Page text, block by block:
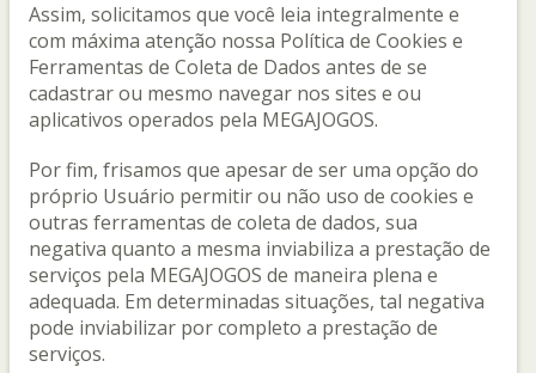
Assim, solicitamos que você leia integralmente e
com máxima atenção nossa Política de Cookies e
Ferramentas de Coleta de Dados antes de se
cadastrar ou mesmo navegar nos sites e ou
aplicativos operados pela MEGAJOGOS.
Por fim, frisamos que apesar de ser uma opção do
próprio Usuário permitir ou não uso de cookies e
outras ferramentas de coleta de dados, sua
negativa quanto a mesma inviabiliza a prestação de
serviços pela MEGAJOGOS de maneira plena e
adequada. Em determinadas situações, tal negativa
pode inviabilizar por completo a prestação de
serviços.